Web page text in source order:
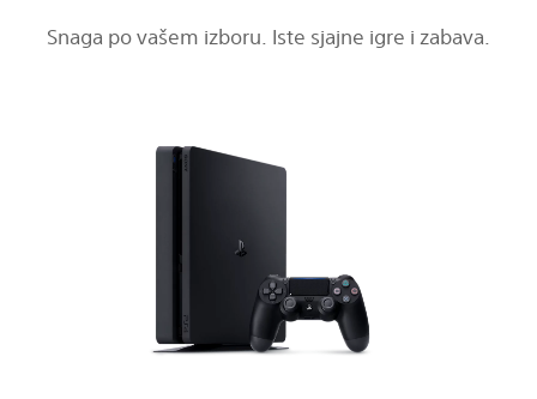
Snaga po vašem izboru. Iste sjajne igre i zabava.